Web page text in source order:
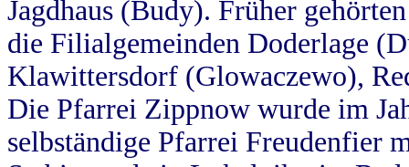
Jagdhaus (Budy). Früher
die Filialgemeinden Doderlage
Klawittersdorf (Glowaczewo),
Die Pfarrei Zippnow wurde im
selbständige Pfarrei Freudenfier